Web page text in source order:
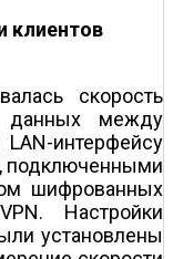
клиентов
скорость
данных между
интерфейсу
подключенными
шифрованных
Настройки
установлены